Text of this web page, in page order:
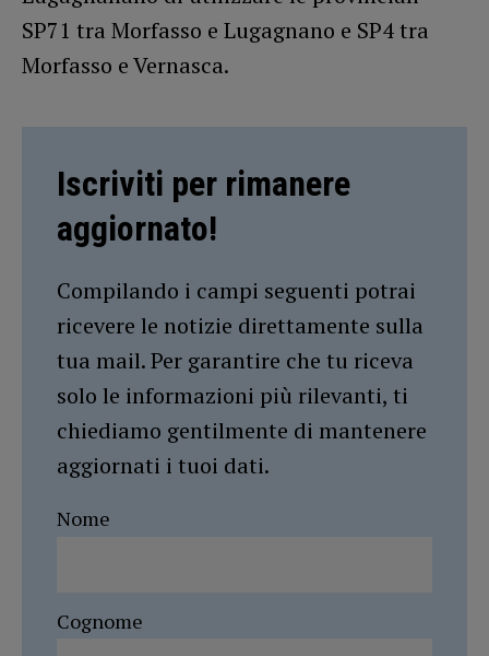
SP71 tra Morfasso e Lugagnano e SP4 tra
Morfasso e Vernasca.
Iscriviti per rimanere
aggiornato!
Compilando i campi seguenti potrai
ricevere le notizie direttamente sulla
tua mail. Per garantire che tu riceva
solo le informazioni più rilevanti, ti
chiediamo gentilmente di mantenere
aggiornati i tuoi dati.
Nome
Cognome